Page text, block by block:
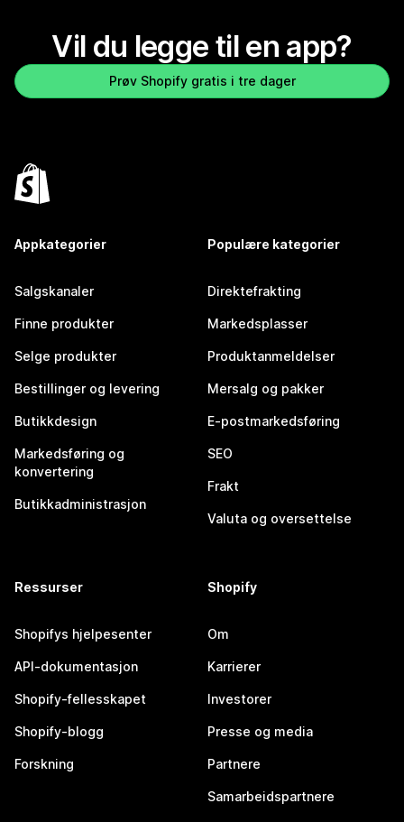
Vil du legge til en app?
Prøv Shopify gratis i tre dager
Appkategorier
Salgskanaler
Finne produkter
Selge produkter
Bestillinger og levering
Butikkdesign
Markedsføring og
konvertering
Butikkadministrasjon
Populære kategorier
Direktefrakting
Markedsplasser
Produktanmeldelser
Mersalg og pakker
E-postmarkedsføring
SEO
Frakt
Valuta og oversettelse
Ressurser
Shopifys hjelpesenter
API-dokumentasjon
Shopify-fellesskapet
Shopify-blogg
Forskning
Shopify
Om
Karrierer
Investorer
Presse og media
Partnere
Samarbeidspartnere